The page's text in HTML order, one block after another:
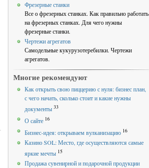
Фрезерные станки
Все о фрезерных станках. Как правильно работать
на фрезерных станках. Для чего нужны
фрезерные станки.
Чертежи агрегатов
Самодельные кукурузотеребилки. Чертежи
агрегатов.
Многие рекомендуют
Как открыть свою пиццерию с нуля: бизнес план,
с чего начать, сколько стоит и какие нужны
документы 33
О сайте 16
Бизнес-идея: открываем вулканизацию 16
Казино SOL: Место, где осуществляются самые
яркие мечты 15
Продажа сувенирной и подарочной продукции